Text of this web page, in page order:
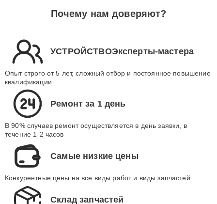
Почему нам доверяют?
УСТРОЙСТВОЭксперты-мастера
Опыт строго от 5 лет, сложный отбор и постоянное повышение
квалификации
Ремонт за 1 день
В 90% случаев ремонт осуществляется в день заявки, в
течение 1-2 часов
Самые низкие цены
Конкурентные цены на все виды работ и виды запчастей
Склад запчастей